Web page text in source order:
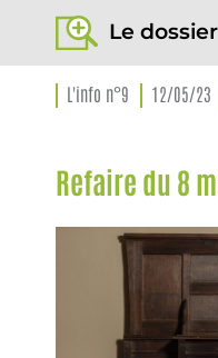
Le dossier
L'info n°9 12/05/23
Refaire du 8